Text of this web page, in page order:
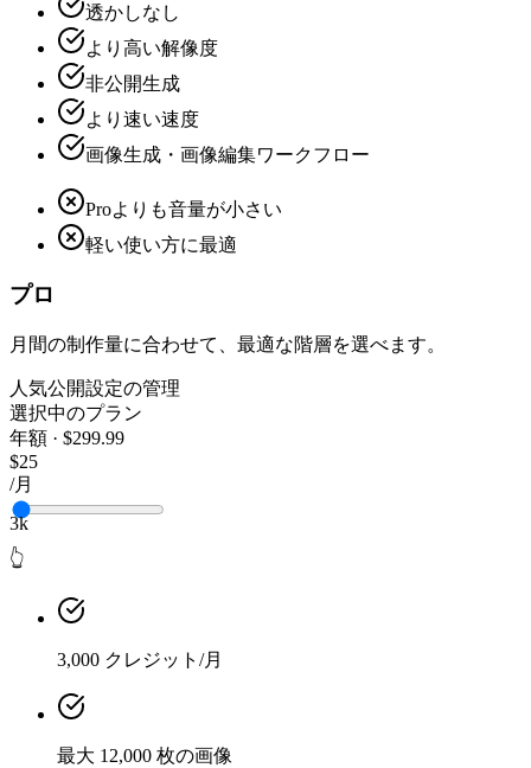
透かしなし
より高い解像度
非公開生成
より速い速度
画像生成・画像編集ワークフロー
Proよりも音量が小さい
軽い使い方に最適
プロ
月間の制作量に合わせて、最適な階層を選べます。
人気公開設定の管理
選択中のプラン
年額 · $299.99
$25
/月
3k
👆
3,000 クレジット/月
最大 12,000 枚の画像